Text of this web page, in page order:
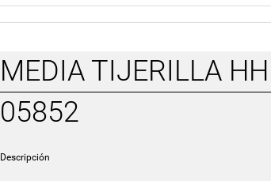
MEDIA TIJERILLA HH
05852
Descripción